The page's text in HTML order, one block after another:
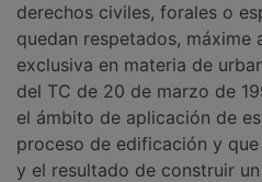
derechos civiles, forales o
quedan respetados,
exclusiva en materia de
del TC de 20 de marzo de
el ámbito de aplicación de
proceso de edificación y
y el resultado de construir